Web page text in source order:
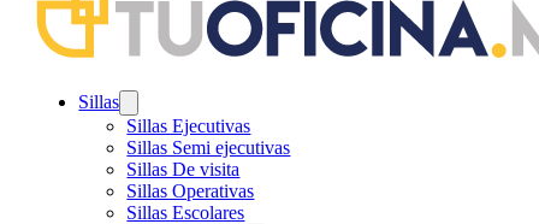
Sillas
Sillas Ejecutivas
Sillas Semi ejecutivas
Sillas De visita
Sillas Operativas
Sillas Escolares